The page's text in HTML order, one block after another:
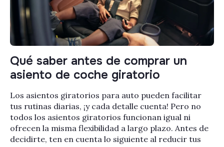
Qué saber antes de comprar un
asiento de coche giratorio
Los asientos giratorios para auto pueden facilitar
tus rutinas diarias, ¡y cada detalle cuenta! Pero no
todos los asientos giratorios funcionan igual ni
ofrecen la misma flexibilidad a largo plazo. Antes de
decidirte, ten en cuenta lo siguiente al reducir tus